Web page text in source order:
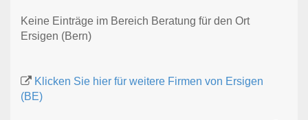
Keine Einträge im Bereich Beratung für den Ort
Ersigen (Bern)
Klicken Sie hier für weitere Firmen von Ersigen
(BE)